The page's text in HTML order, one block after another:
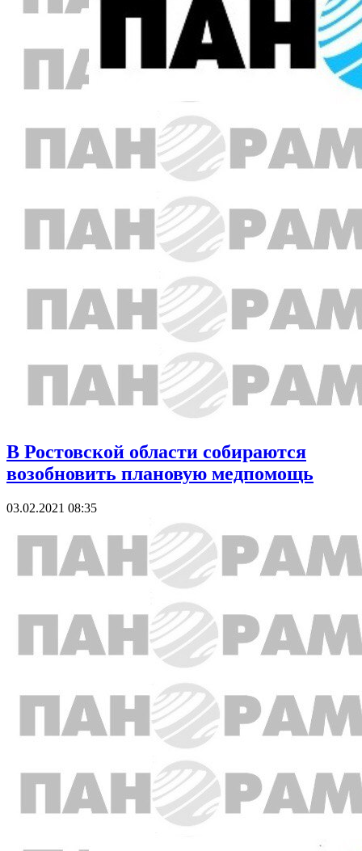
В Ростовской области собираются
возобновить плановую медпомощь
03.02.2021 08:35